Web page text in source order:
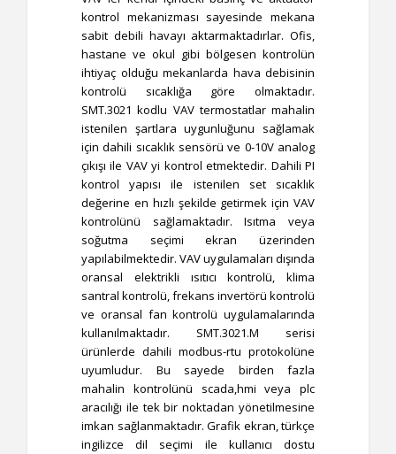
kontrol mekanizması sayesinde mekana
sabit debili havayı aktarmaktadırlar. Ofis,
hastane ve okul gibi bölgesen kontrolün
ihtiyaç olduğu mekanlarda hava debisinin
kontrolü sıcaklığa göre olmaktadır.
SMT.3021 kodlu VAV termostatlar mahalin
istenilen şartlara uygunluğunu sağlamak
için dahili sıcaklık sensörü ve 0-10V analog
çıkışı ile VAV yi kontrol etmektedir. Dahili PI
kontrol yapısı ile istenilen set sıcaklık
değerine en hızlı şekilde getirmek için VAV
kontrolünü sağlamaktadır. Isıtma veya
soğutma seçimi ekran üzerinden
yapılabilmektedir. VAV uygulamaları dışında
oransal elektrikli ısıtıcı kontrolü, klima
santral kontrolü, frekans invertörü kontrolü
ve oransal fan kontrolü uygulamalarında
kullanılmaktadır. SMT.3021.M serisi
ürünlerde dahili modbus-rtu protokolüne
uyumludur. Bu sayede birden fazla
mahalin kontrolünü scada,hmi veya plc
aracılığı ile tek bir noktadan yönetilmesine
imkan sağlanmaktadır. Grafik ekran, türkçe
ingilizce dil seçimi ile kullanıcı dostu